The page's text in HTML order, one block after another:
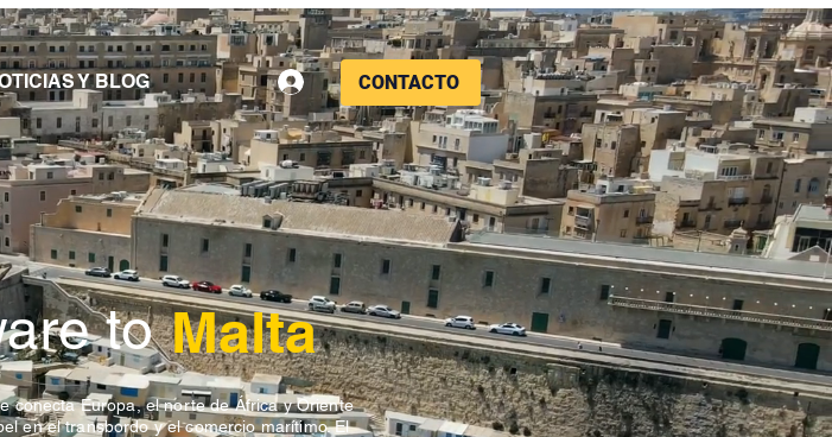
Y BLOG CONTACTO
Malta
to
conecta Europa, el norte de África y Oriente
en el transbordo y el comercio marítimo. El